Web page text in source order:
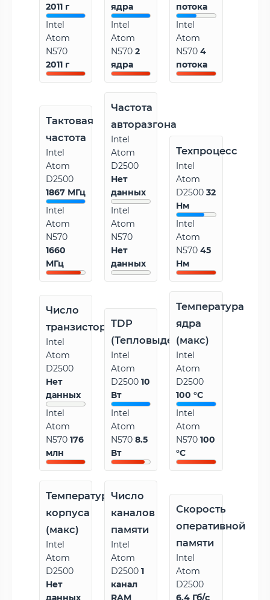
2011 г
Intel
Atom
N570
2011 г
ядра
Intel
Atom
N5702
ядра
потока
Intel
Atom
N5704
потока
Тактовая
частота
Intel
Atom
D2500
1867 МГц
Intel
Atom
N570
1660
МГц
Частота
авторазгона
Intel
Atom
D2500
Нет
данных
Intel
Atom
N570
Нет
данных
Техпроцесс
Intel
Atom
D250032
Нм
Intel
Atom
N57045
Нм
Число
транзисторов
Intel
Atom
D2500
Нет
данных
Intel
Atom
N570 176
млн
TDP
(Тепловыделение)
Intel
Atom
D250010
Вт
Intel
Atom
N5708.5
Вт
Температура
ядра
(макс)
Intel
Atom
D2500
100 °C
Intel
Atom
N570100
°C
Температура
корпуса
(макс)
Intel
Atom
D2500
Нет
данных
Число
каналов
памяти
Intel
Atom
D25001
канал
RAM
Скорость
оперативной
памяти
Intel
Atom
D2500
6.4 Гб/с